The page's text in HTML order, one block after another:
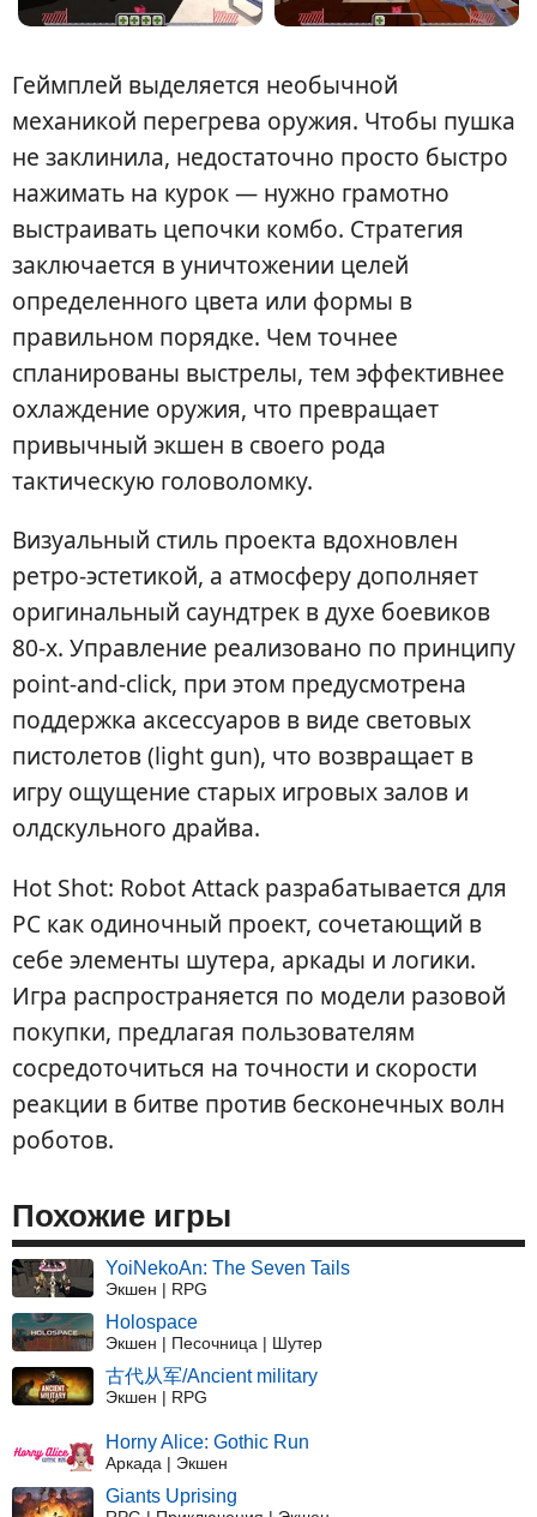
Геймплей выделяется необычной
механикой перегрева оружия. Чтобы пушка
не заклинила, недостаточно просто быстро
нажимать на курок — нужно грамотно
выстраивать цепочки комбо. Стратегия
заключается в уничтожении целей
определенного цвета или формы в
правильном порядке. Чем точнее
спланированы выстрелы, тем эффективнее
охлаждение оружия, что превращает
привычный экшен в своего рода
тактическую головоломку.
Визуальный стиль проекта вдохновлен
ретро-эстетикой, а атмосферу дополняет
оригинальный саундтрек в духе боевиков
80-х. Управление реализовано по принципу
point-and-click, при этом предусмотрена
поддержка аксессуаров в виде световых
пистолетов (light gun), что возвращает в
игру ощущение старых игровых залов и
олдскульного драйва.
Hot Shot: Robot Attack разрабатывается для
PC как одиночный проект, сочетающий в
себе элементы шутера, аркады и логики.
Игра распространяется по модели разовой
покупки, предлагая пользователям
сосредоточиться на точности и скорости
реакции в битве против бесконечных волн
роботов.
Похожие игры
YoiNekoAn: The Seven Tails
Экшен | RPG
Holospace
Экшен | Песочница | Шутер
古代从军/Ancient military
Экшен | RPG
Horny Alice: Gothic Run
Аркада | Экшен
Giants Uprising